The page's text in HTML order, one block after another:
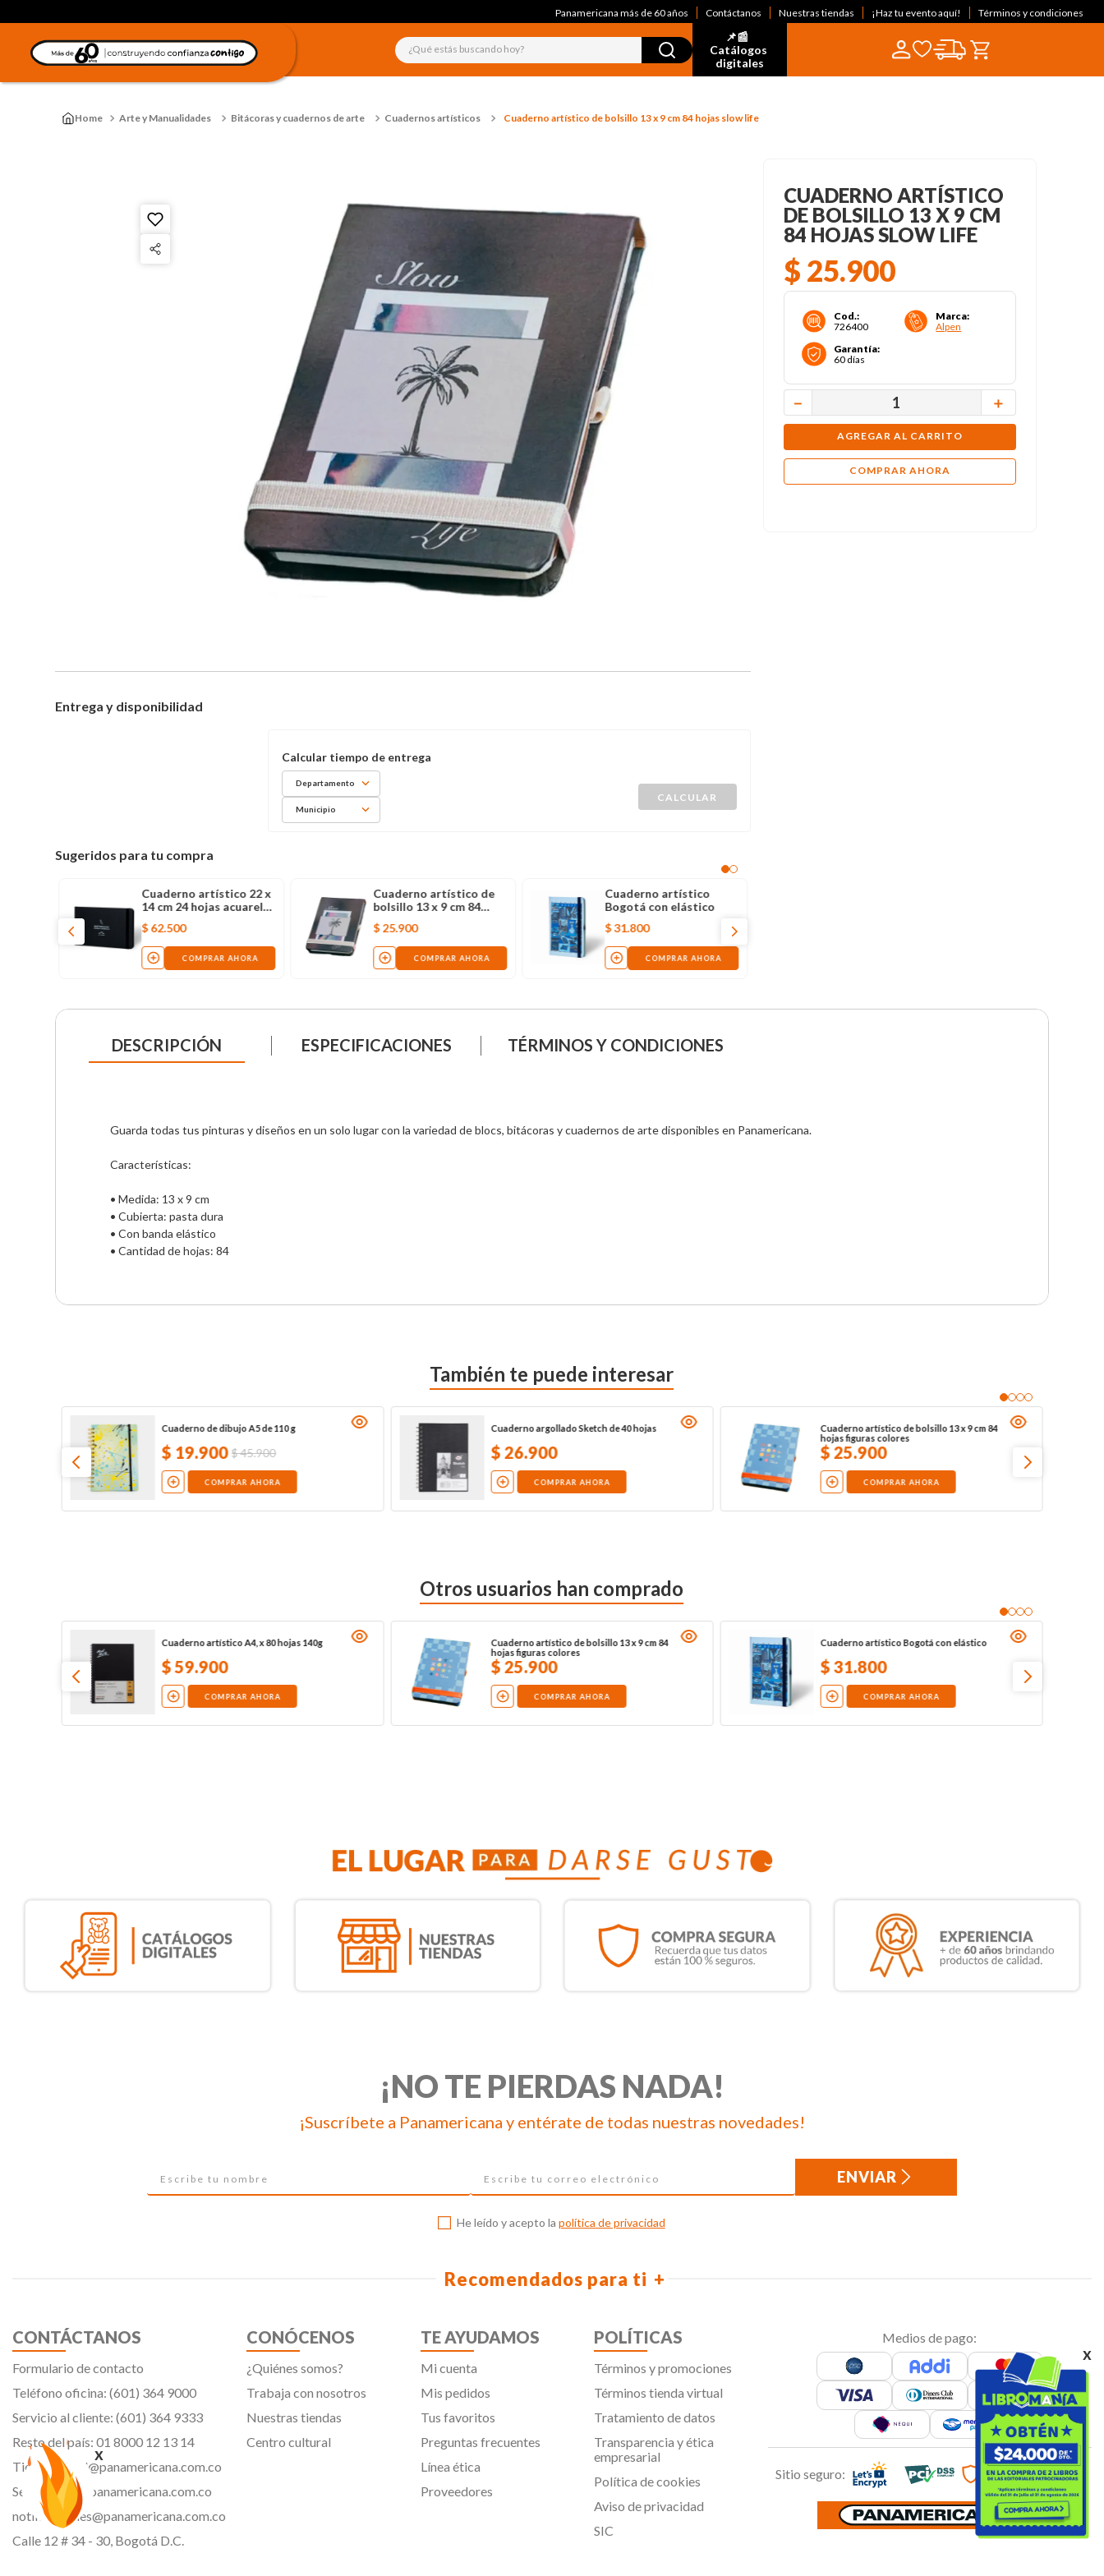
x
x
Panamericana más de 60 años Contáctanos Nuestras tiendas ¡Haz tu evento aquí! Términos y condiciones
¿Qué estás buscando hoy?
📌📰
Catálogos
digitales
Arte y Manualidades Bitácoras y cuadernos de arte Cuadernos artísticos Cuaderno artístico de bolsillo 13 x 9 cm 84 hojas slow life
Entrega y disponibilidad
Departamento
Municipio
Sugeridos para tu compra
Cuaderno artístico 22 x
14 cm 24 hojas acuarela
negro
$ 62.500
COMPRAR AHORA
Cuaderno artístico de
bolsillo 13 x 9 cm 84
hojas slow life
$ 25.900
COMPRAR AHORA
Cuaderno artístico
Bogotá con elástico
$31.800
COMPRAR AHORA
CUADERNO ARTÍSTICO
DE BOLSILLO 13 X 9 CM
84 HOJAS SLOW LIFE
$ 25.900
Cod.:
726400
Marca:
Alpen
Garantía:
60 días
＋
－
AGREGAR AL CARRITO
COMPRAR AHORA
DESCRIPCIÓN ESPECIFICACIONES TÉRMINOS Y CONDICIONES
Guarda todas tus pinturas y diseños en un solo lugar con la variedad de blocs, bitácoras y cuadernos de arte disponibles en Panamericana.
Características:
• Medida: 13 x 9 cm
• Cubierta: pasta dura
• Con banda elástico
• Cantidad de hojas: 84
También te puede interesar
Cuaderno de dibujo A5 de 110 g
$ 19.900 $45.900
COMPRAR AHORA
Cuaderno argollado Sketch de 40 hojas
$26.900
COMPRAR AHORA
Cuaderno artístico de bolsillo 13 x 9 cm 84
hojas figuras colores
$25.900
COMPRAR AHORA
Otros usuarios han comprado
Cuaderno artístico A4, x 80 hojas 140g
$59.900
COMPRAR AHORA
Cuaderno artístico de bolsillo 13 x 9 cm 84
hojas figuras colores
$25.900
COMPRAR AHORA
Cuaderno artístico Bogotá con elástico
$31.800
COMPRAR AHORA
¡NO TE PIERDAS NADA!
¡Suscríbete a Panamericana y entérate de todas nuestras novedades!
ENVIAR
He leído y acepto la política de privacidad
Recomendados para ti
CONTÁCTANOS
Formulario de contacto
Teléfono oficina: (601) 364 9000
Servicio al cliente: (601) 364 9333
Resto del país: 01 8000 12 13 14
Tiendavirtual@panamericana.com.co
Servicliente@panamericana.com.co
notificaciones@panamericana.com.co
Calle 12 # 34 - 30, Bogotá D.C.
CONÓCENOS
¿Quiénes somos?
Trabaja con nosotros
Nuestras tiendas
Centro cultural
TE AYUDAMOS
Mi cuenta
Mis pedidos
Tus favoritos
Preguntas frecuentes
Línea ética
Proveedores
POLÍTICAS
Términos y promociones
Términos tienda virtual
Tratamiento de datos
Transparencia y ética
empresarial
Política de cookies
Aviso de privacidad
SIC
Medios de pago:
Sitio seguro: